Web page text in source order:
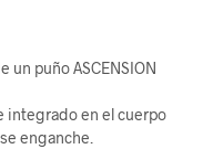
un puño ASCENSION
integrado en el cuerpo
enganche.